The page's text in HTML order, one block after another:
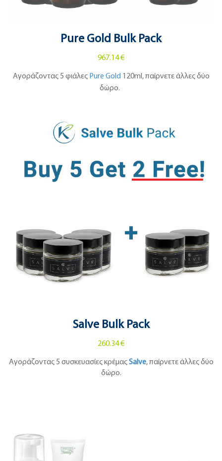
Pure Gold Bulk Pack
967.14 €
Αγοράζοντας 5 φιάλες Pure Gold 120ml, παίρνετε άλλες δύο
δώρο.
Salve Bulk Pack
260.34 €
Αγοράζοντας 5 συσκευασίες κρέμαςSalve, παίρνετε άλλες δύο
δώρο.